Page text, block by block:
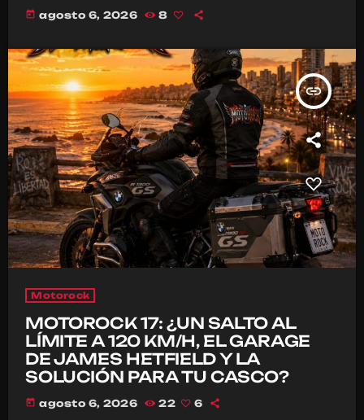
today agosto 6, 2026 8
insert_link
Motorock
MOTOROCK 17: ¿UN SALTO AL
LÍMITE A 120 KM/H, EL GARAGE
DE JAMES HETFIELD Y LA
SOLUCIÓN PARA TU CASCO?
today agosto 6, 2026 22 6